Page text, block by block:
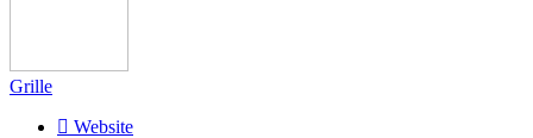
Grille
Website